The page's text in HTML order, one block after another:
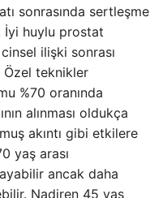
sonrasında sertleşme
İyi huylu prostat
ilişki sonrası
Özel teknikler
%70 oranında
alınması oldukça
akıntı gibi etkilere
yaş arası
ancak daha
Nadiren 45 yaş